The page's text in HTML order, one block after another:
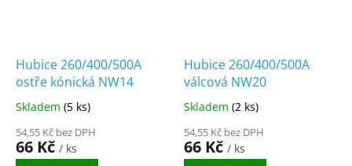
Hubice 260/400/500A
ostře kónická NW14
Skladem (5 ks)
54,55 Kč bez DPH
66 Kč / ks
Hubice 260/400/500A
válcová NW20
Skladem (2 ks)
54,55 Kč bez DPH
66 Kč / ks